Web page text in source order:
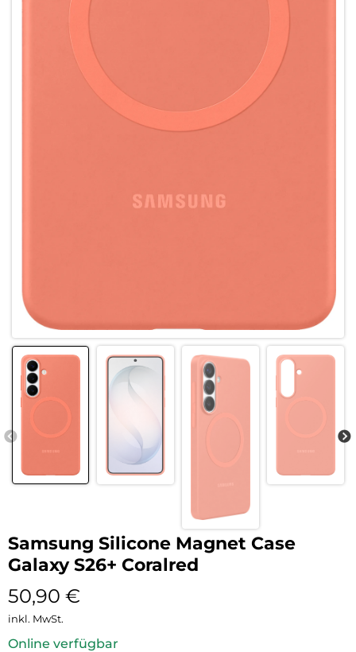
Samsung Silicone Magnet Case
Galaxy S26+ Coralred
50,90 €
inkl. MwSt.
Online verfügbar